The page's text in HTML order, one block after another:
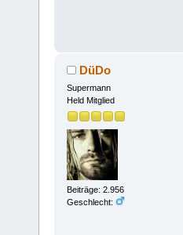
DüDo
Supermann
Held Mitglied
Beiträge: 2.956
Geschlecht: